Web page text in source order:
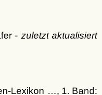
- zuletzt aktualisiert
Lexikon …, 1. Band: